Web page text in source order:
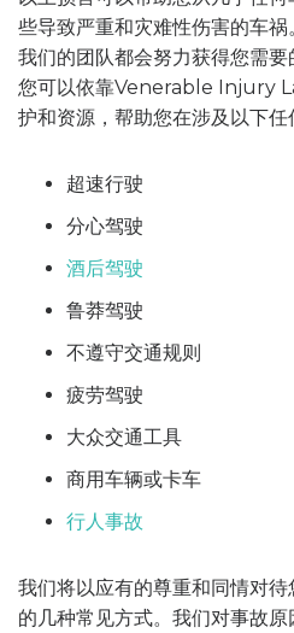
些导致严重和灾难性伤害的车祸
我们的团队都会努力获得您需要
您可以依靠Venerable Injury
护和资源，帮助您在涉及以下任
超速行驶
分心驾驶
酒后驾驶
鲁莽驾驶
不遵守交通规则
疲劳驾驶
大众交通工具
商用车辆或卡车
行人事故
我们将以应有的尊重和同情对
的几种常见方式。我们对事故